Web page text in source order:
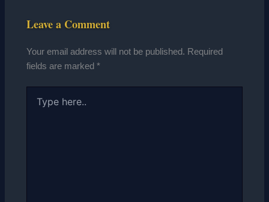
Leave a Comment
Your email address will not be published. Required
fields are marked*
here..